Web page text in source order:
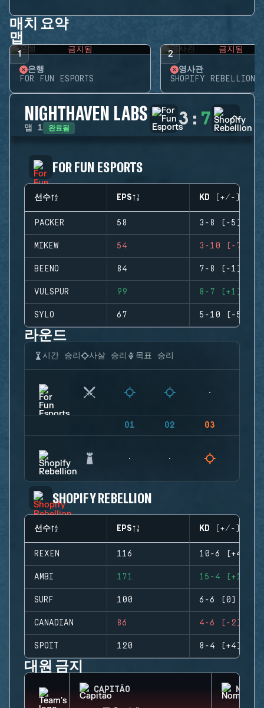
매치 요약
맵
1 금지됨
은행
FOR FUN ESPORTS
2 금지됨
영사관
SHOPIFY REBELLION
NIGHTHAVEN LABS
맵 1 완료됨 3 : 7
FOR FUN ESPORTS
선수 EPS KD (+/-)
PACKER 58 3-8 (-5)
MIKEW 54 3-10 (-7)
BEENO 84 7-8 (-1)
VULSPUR 99 8-7 (+1)
SYLO 67 5-10 (-5)
라운드
시간 승리 사살 승리 목표 승리
01 02 03
SHOPIFY REBELLION
선수 EPS KD (+/-)
REXEN 116 10-6 (+4)
AMBI 171 15-4 (+11)
SURF 100 6-6 (0)
CANADIAN 86 4-6 (-2)
SPOIT 120 8-4 (+4)
대원 금지
CAPITÃO NOMAD